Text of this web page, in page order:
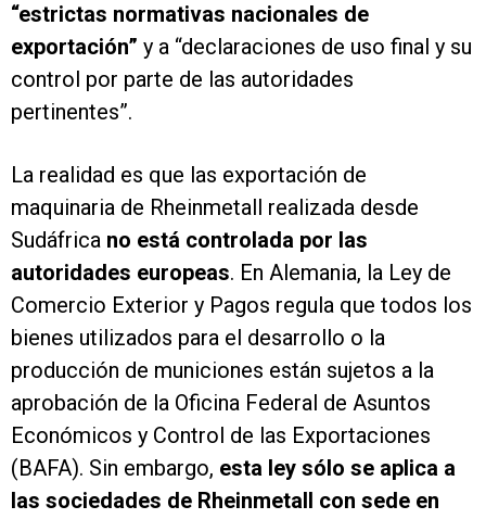
“estrictas normativas nacionales de
exportación” y a “declaraciones de uso final y su
control por parte de las autoridades
pertinentes”.
La realidad es que las exportación de
maquinaria de Rheinmetall realizada desde
Sudáfrica no está controlada por las
autoridades europeas. En Alemania, la Ley de
Comercio Exterior y Pagos regula que todos los
bienes utilizados para el desarrollo o la
producción de municiones están sujetos a la
aprobación de la Oficina Federal de Asuntos
Económicos y Control de las Exportaciones
(BAFA). Sin embargo, esta ley sólo se aplica a
las sociedades de Rheinmetall con sede en